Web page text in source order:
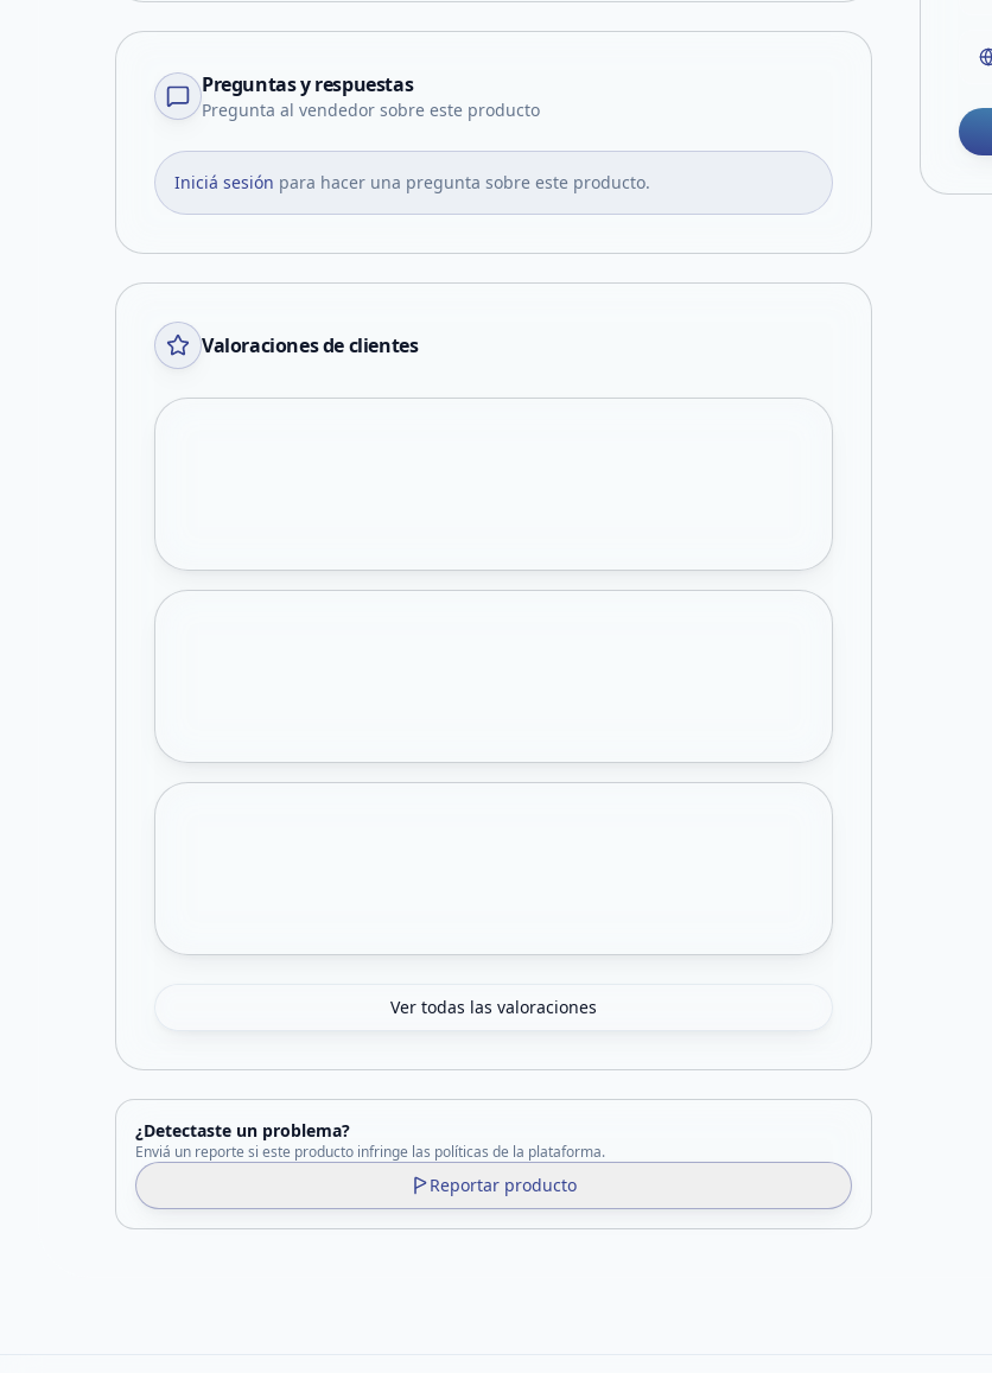
Preguntas y respuestas
Pregunta al vendedor sobre este producto
Iniciá sesión para hacer una pregunta sobre este producto.
Valoraciones de clientes
Ver todas las valoraciones
¿Detectaste un problema?
Enviá un reporte si este producto infringe las políticas de la plataforma.
Reportar producto